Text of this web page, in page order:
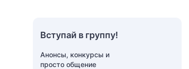
Вступай в группу!
Анонсы, конкурсы и
просто общение